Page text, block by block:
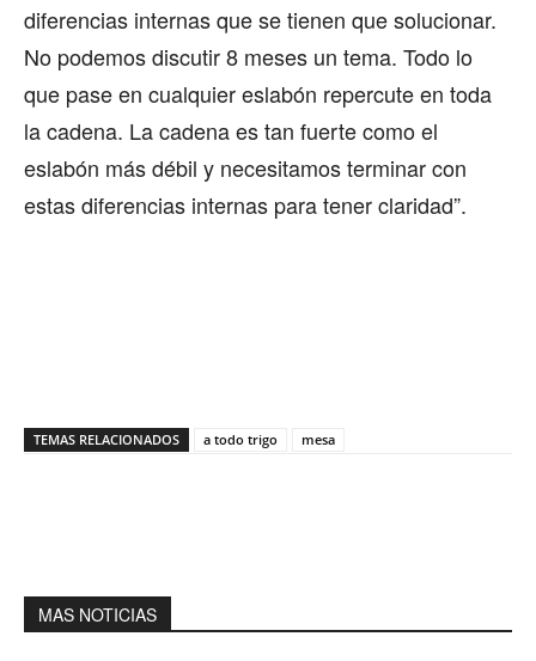
diferencias internas que se tienen que solucionar.
No podemos discutir 8 meses un tema. Todo lo
que pase en cualquier eslabón repercute en toda
la cadena. La cadena es tan fuerte como el
eslabón más débil y necesitamos terminar con
estas diferencias internas para tener claridad”.
TEMAS RELACIONADOS a todo trigo mesa
MAS NOTICIAS